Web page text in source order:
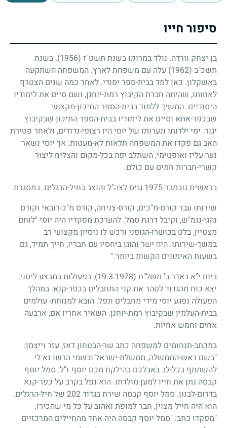
סיפור חייו
בן יצחק וורדה. נולד במרוקו בשנת תשט"ז (1956)
. בשנת
תשכ"ב (1962)
עלה עם משפחת לארץ. המשפחה השתקעה
באשקלון. כאן למד בבית-ספר יסודי. לאחר כמה שנים הצטרף
לאחותו, שהיתה חברת הקיבוץ רמת-יוחנן, ושם סיים את לימודיו
היסודיים. המשיך ללמוד בבית-הספר התיכון-מקצועי
שבכפר-אתא וסיים את לימודיו בבית-הספר התיכון שבקיבוץ
יגור. ימי ילדותו ונערותו של יוסי היו רצופי-נדודים, ולאחר פטירת
האב גם פקדו את המשפחה תלאות לא-מעטות. אך יוסי נשאר
נער עליז ואופטימי, השתלב יפה בכל-מקום והצליח ליצור
קשרי-חברות חמים עם כולם.
בראשית נובמבר1975 גויס לצה"ל והוצב בחיל-הרגלים. במסגרת
שירותו עבר קורס-מ"כים, קורס-צניחה, קורס מ"כ-רובאי וקורס
נהגי-נגמ"ש, וקיבל דרגת סמל. להערכת מפקדיו היה יוסי "לוחם
מצטיין, בלט בכושרו-הגופני ורכש לו ניסיון מקצועי רב
במשך-שירותו. היה ישר והוגן ביחסיו עם חבריו, חייך תמיד, גם
בשעות האימונים הקשות ביותר."
ביום י"א באדר ב' תשל"ח (19.3.1978)
, בפעולות במבצע ליטני,
יצא כוח מהגדוד לטהר את קני המחבלים בכפר-קנא. במהלך
הפעולה נפגע יוסי מידי מחבלים ונפל. הובא למנוחת- עולמים
בבית-העלמין שבקיבוץ רמת-יוחנן. השאיר אחריו אם, ארבעה
אחים וחמש אחיות.
במכתב-תנחומים למשפחה כתב שר-הבטחון דאז, עזר וייצמן:
"בשם ראש-הממשלה, ממשלת-ישראל ובשמי הרשו נא לי
להשתתף בכל-לב באבלכם בהילקח מכם יוסף ז"ל. סמל יוסף
קבסה נתן את חייו למען מולדתו. הוא נפל בקרב על כפר-קנא
בדרום-לבנון. סמל יוסף קבסה שירת בגדוד202 של חיל-הרגלים.
הוא היה חייל מצוין, חבר למופת ואהוב על כל מי שהכירו.
"מפקדו כתב: "סמל יוסף קבסה היה אחד מהחיילים המרכזיים